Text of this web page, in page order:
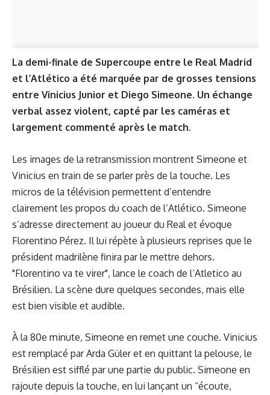
La demi-finale de Supercoupe entre le Real Madrid
et l’Atlético a été marquée par de grosses tensions
entre Vinicius Junior et Diego Simeone. Un échange
verbal assez violent, capté par les caméras et
largement commenté après le match.
Les images de la retransmission montrent Simeone et
Vinicius en train de se parler près de la touche. Les
micros de la télévision permettent d’entendre
clairement les propos du coach de l’Atlético. Simeone
s’adresse directement au joueur du Real et évoque
Florentino Pérez. Il lui répète à plusieurs reprises que le
président madrilène finira par le mettre dehors.
"Florentino va te virer", lance le coach de l’Atletico au
Brésilien. La scène dure quelques secondes, mais elle
est bien visible et audible.
À la 80e minute, Simeone en remet une couche. Vinicius
est remplacé par Arda Güler et en quittant la pelouse, le
Brésilien est sifflé par une partie du public. Simeone en
rajoute depuis la touche, en lui lançant un “écoute,